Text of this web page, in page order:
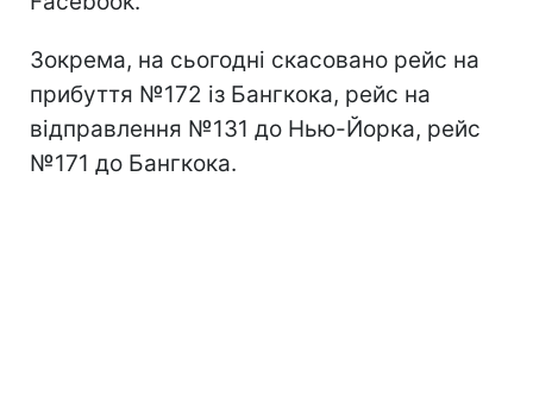
Зокрема, на сьогодні скасовано рейс на
прибуття №172 із Бангкока, рейс на
відправлення №131 до Нью-Йорка, рейс
№171 до Бангкока.